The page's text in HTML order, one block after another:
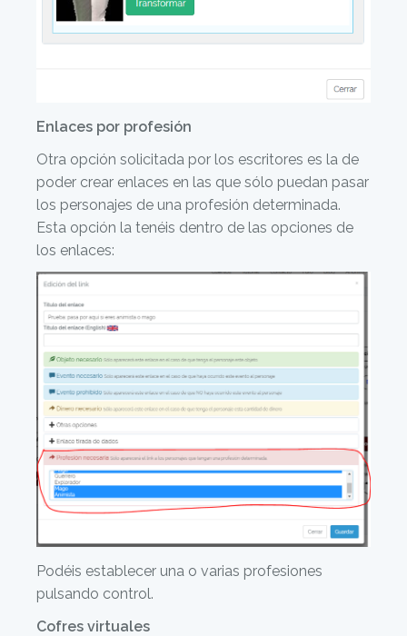
Enlaces por profesión
Otra opción solicitada por los escritores es la de
poder crear enlaces en las que sólo puedan pasar
los personajes de una profesión determinada.
Esta opción la tenéis dentro de las opciones de
los enlaces:
Podéis establecer una o varias profesiones
pulsando control.
Cofres virtuales